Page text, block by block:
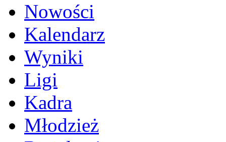
Nowości
Kalendarz
Wyniki
Ligi
Kadra
Młodzież